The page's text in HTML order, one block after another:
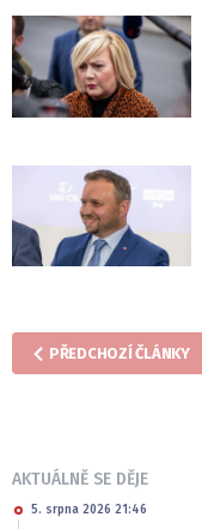
PŘEDCHOZÍ ČLÁNKY
AKTUÁLNĚ SE DĚJE
5. srpna 2026 21:46